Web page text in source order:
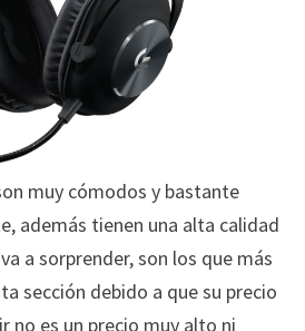
muy cómodos y bastante
además tienen una alta calidad
a sorprender, son los que más
sección debido a que su precio
no es un precio muy alto ni